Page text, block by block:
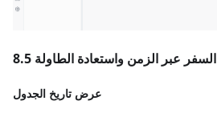
8.5 السفر عبر الزمن واستعادة الطاولة
عرض تاريخ الجدول